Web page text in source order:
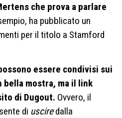
che prova a parlare
ha pubblicato un
per il titolo a Stamford
essere condivisi sui
mostra, ma il link
di Dugout. Ovvero, il
di usciredalla